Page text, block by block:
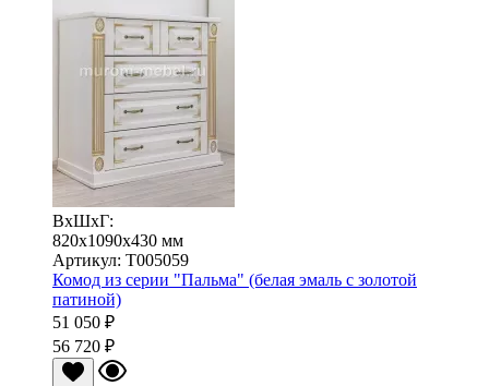
ВхШхГ:
820x1090x430 мм
Артикул: Т005059
Комод из серии "Пальма" (белая эмаль с золотой
патиной)
51 050 ₽
56 720 ₽